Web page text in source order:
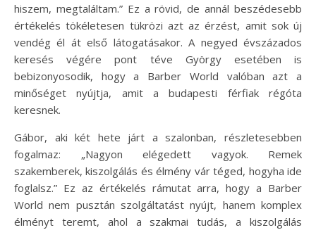
hiszem, megtaláltam.” Ez a rövid, de annál beszédesebb
értékelés tökéletesen tükrözi azt az érzést, amit sok új
vendég él át első látogatásakor. A negyed évszázados
keresés végére pont téve György esetében is
bebizonyosodik, hogy a Barber World valóban azt a
minőséget nyújtja, amit a budapesti férfiak régóta
keresnek.
Gábor, aki két hete járt a szalonban, részletesebben
fogalmaz: „Nagyon elégedett vagyok. Remek
szakemberek, kiszolgálás és élmény vár téged, hogyha ide
foglalsz.” Ez az értékelés rámutat arra, hogy a Barber
World nem pusztán szolgáltatást nyújt, hanem komplex
élményt teremt, ahol a szakmai tudás, a kiszolgálás